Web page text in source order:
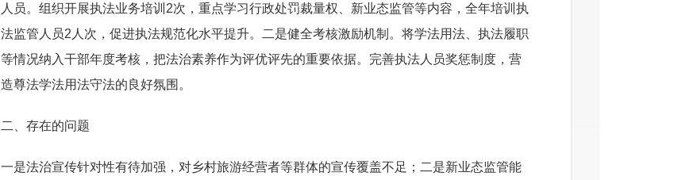
人员。组织开展执法业务培训2次，重点学习行政处罚裁量权、新业态监管等内容，全年培训执
法监管人员2人次，促进执法规范化水平提升。
二是健全考核激励机制。将学法用法、执法履职
等情况纳入干部年度考核，把法治素养作为评优评先的重要依据。完善执法人员奖惩制度，营
造尊法学法用法守法的良好氛围。
二、存在的问题
一是法治宣传针对性有待加强，对乡村旅游经营者等群体的宣传覆盖不足； 二是新业态监管能